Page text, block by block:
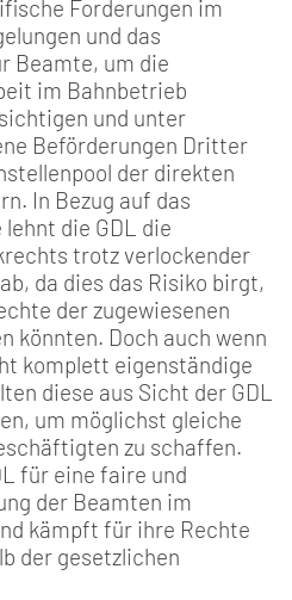
Forderungen im
und das
Beamte, um die
im Bahnbetrieb
und unter
Beförderungen Dritter
der direkten
In Bezug auf das
die GDL die
trotz verlockender
da dies das Risiko birgt,
der zugewiesenen
könnten. Doch auch wenn
komplett eigenständige
diese aus Sicht der GDL
um möglichst gleiche
zu schaffen.
für eine faire und
der Beamten im
kämpft für ihre Rechte
der gesetzlichen